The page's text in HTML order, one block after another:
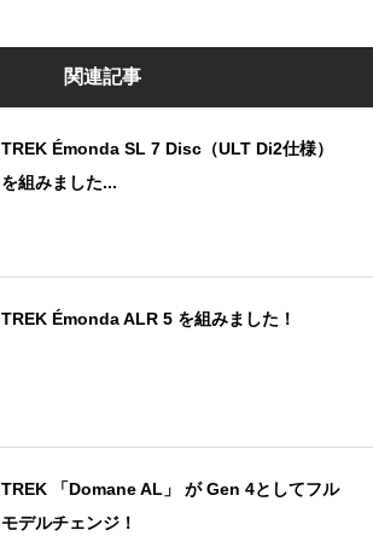
関連記事
TREK Émonda SL 7 Disc（ULT Di2仕様）
を組みました...
TREK Émonda ALR 5 を組みました！
TREK 「Domane AL」 が Gen 4としてフル
モデルチェンジ！